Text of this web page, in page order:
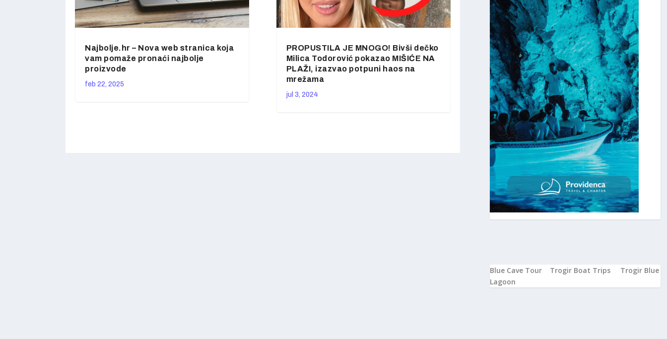
Najbolje.hr – Nova web stranica koja
vam pomaže pronaći najbolje
proizvode
feb 22, 2025
PROPUSTILA JE MNOGO! Bivši dečko
Milica Todorović pokazao MIŠIĆE NA
PLAŽI, izazvao potpuni haos na
mrežama
jul 3, 2024
Blue Cave Tour Trogir Boat Trips
Trogir Blue
Lagoon